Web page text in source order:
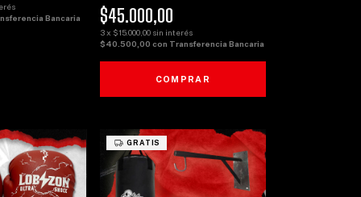
Bancaria $45.000,00
3 x $15.000,00 sin interés
$40.500,00 con Transferencia Bancaria
COMPRAR
GRATIS